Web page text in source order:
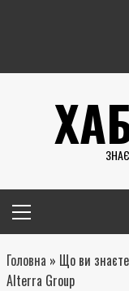
меню
Головна » Що ви знаєте
Alterra Group